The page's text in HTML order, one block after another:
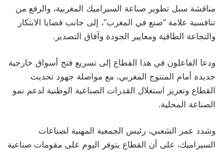
مناقشة سبل تطوير صناعة السيراميك المغربية، والرفع من
تنافسية علامة “صنع في المغرب”، إلى جانب قضايا الابتكار
والنجاعة الطاقية ومعايير الجودة وآفاق التصدير.
ودعا الفاعلون في هذا القطاع إلى تسريع فتح أسواق خارجية
جديدة أمام المنتوج المغربي، مع مواصلة جهود تحديث
القطاع وتعزيز استغلال القدرات الصناعية الوطنية لدعم نمو
الصناعة المحلية.
وشدد عمر الشعبي، رئيس الجمعية المهنية لصناعات
السيراميك، على أن القطاع يتوفر اليوم على مقومات صناعية